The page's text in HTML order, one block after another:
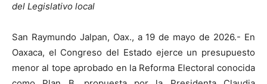
del Legislativo local
San Raymundo Jalpan, Oax., a 19 de mayo de 2026.- En
Oaxaca, el Congreso del Estado ejerce un presupuesto
menor al tope aprobado en la Reforma Electoral conocida